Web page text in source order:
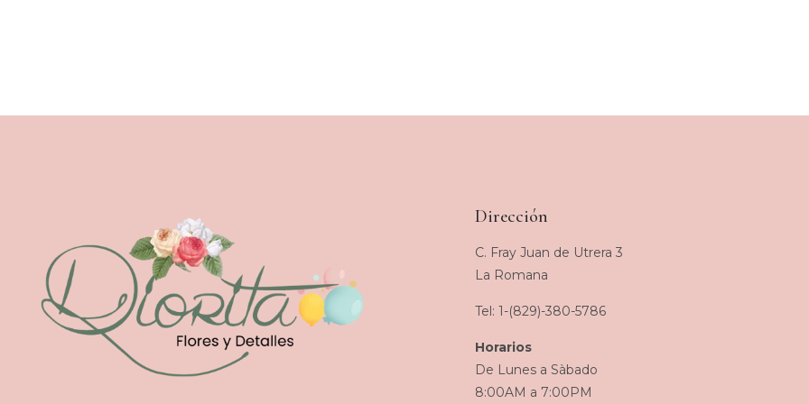
Dirección
C. Fray Juan de Utrera 3
La Romana
Tel: 1-(829)-380-5786
Horarios
De Lunes a Sàbado
8:00AM a 7:00PM